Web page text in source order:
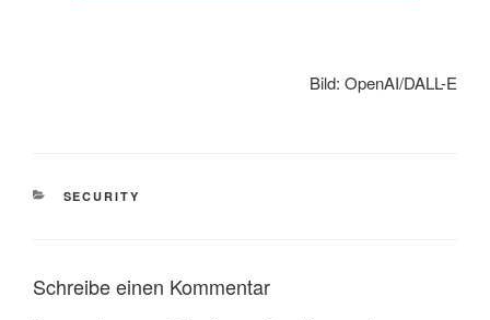
Bild: OpenAI/DALL-E
KATEGORIEN
SECURITY
Schreibe einen Kommentar